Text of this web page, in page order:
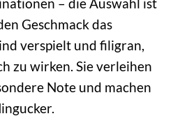
Geschmack das
verspielt und filigran,
zu wirken. Sie verleihen
Note und machen